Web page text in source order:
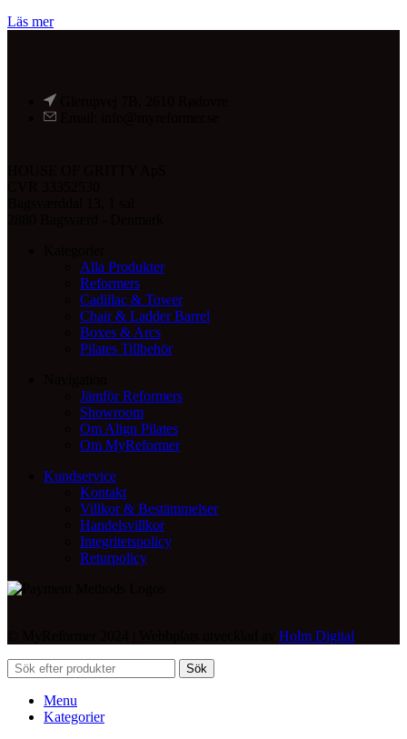
Läs mer
Alla Produkter
Reformers
Cadillac & Tower
Chair & Ladder Barrel
Boxes & Arcs
Pilates Tillbehör
Jämför Reformers
Showroom
Om Align Pilates
Om MyReformer
Kundservice
Kontakt
Villkor & Bestämmelser
Handelsvillkor
Integritetspolicy
Returpolicy
Holm Digital
Sök
Menu
Kategorier